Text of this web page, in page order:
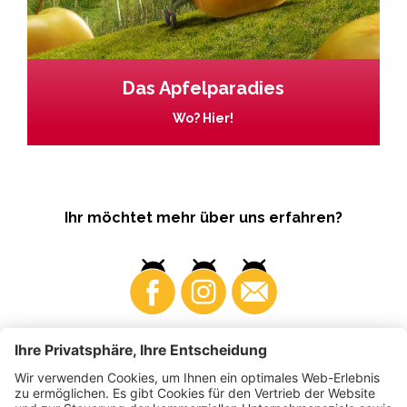
Das Apfelparadies
Wo? Hier!
Ihr möchtet mehr über uns erfahren?
Business Produzenten